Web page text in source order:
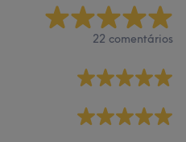
22 comentários